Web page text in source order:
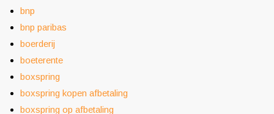
bnp
bnp paribas
boerderij
boeterente
boxspring
boxspring kopen afbetaling
boxspring op afbetaling